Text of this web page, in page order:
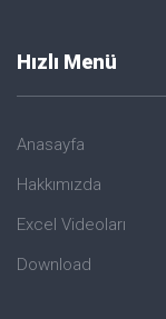
Hızlı Menü
Anasayfa
Hakkımızda
Excel Videoları
Download